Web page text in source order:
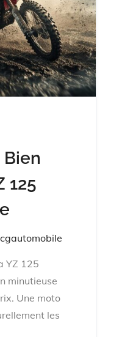
125
YZ 125
minutieuse
Une moto
les